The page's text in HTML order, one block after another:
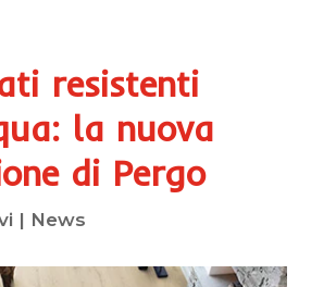
resistenti
la nuova
di Pergo
| News